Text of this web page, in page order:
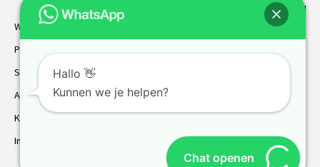
Webdesign Vanoo Media
Privacybeleid
Sitemap
AVES garantie
Klantenservice
Inmeten
Chat openen
Hallo 👋
Kunnen we je helpen?